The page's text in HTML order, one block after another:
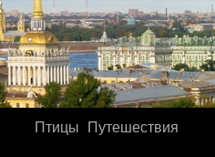
Птицы Путешествия